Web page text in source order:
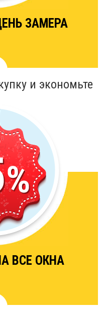
ЗАМЕРА
и экономьте
ВСЕ ОКНА